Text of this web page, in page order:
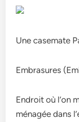
Une casemate
Embrasures
Endroit où l’on
ménagée dans